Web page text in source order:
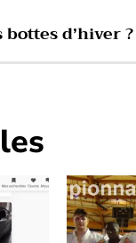
d’hiver ?